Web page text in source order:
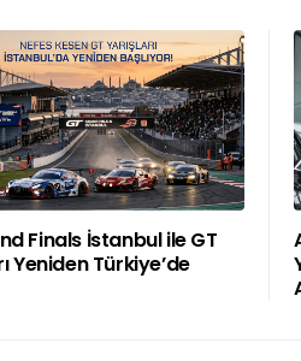
Finals İstanbul ile GT
Yeniden Türkiye’de